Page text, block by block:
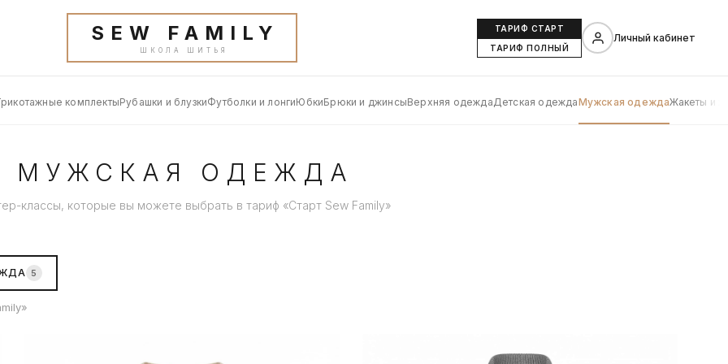
SEW FAMILY
ШКОЛА ШИТЬЯ
ТАРИФ СТАРТ
ТАРИФ ПОЛНЫЙ
Личный кабинет
комплектыРубашки и блузкиФутболки и лонгиЮбкиБрюки и джинсыВерхняя одеждаДетская одеждаМужская одеждаЖакеты и
МУЖСКАЯ ОДЕЖДА
классы, которые вы можете выбрать в тариф «Старт Sew Family»
5